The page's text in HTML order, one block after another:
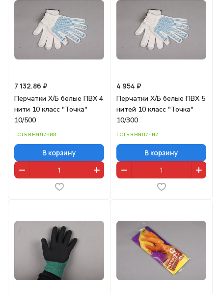
7 132.86 ₽
Перчатки Х/Б белые ПВХ 4
нити 10 класс "Точка"
10/500
Есть в наличии
В корзину
4 954 ₽
Перчатки Х/Б белые ПВХ 5
нитей 10 класс "Точка"
10/300
Есть в наличии
В корзину